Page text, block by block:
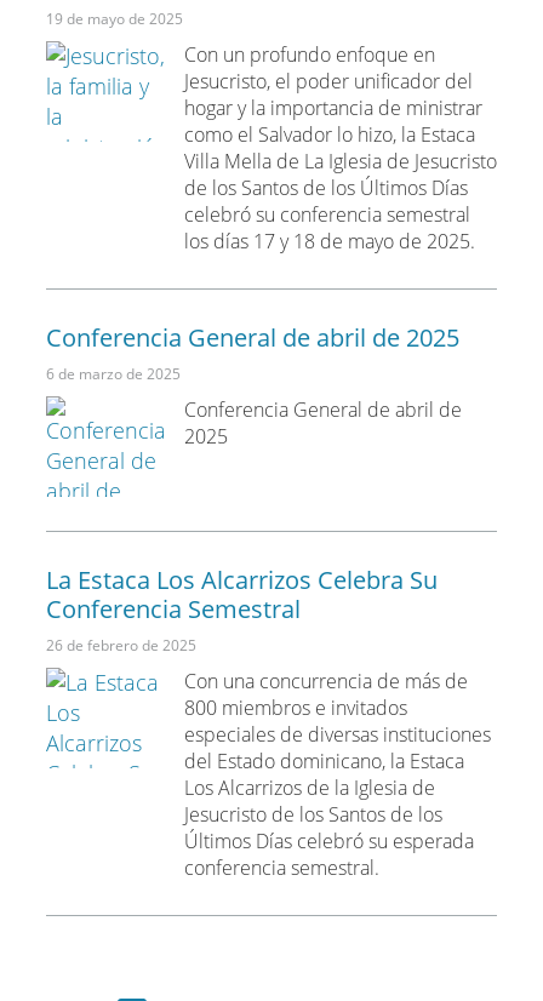
19 de mayo de 2025
Con un profundo enfoque en
Jesucristo, el poder unificador del
hogar y la importancia de ministrar
como el Salvador lo hizo, la Estaca
Villa Mella de La Iglesia de Jesucristo
de los Santos de los Últimos Días
celebró su conferencia semestral
los días 17 y 18 de mayo de 2025.
Conferencia General de abril de 2025
6 de marzo de 2025
Conferencia General de abril de
2025
La Estaca Los Alcarrizos Celebra Su
Conferencia Semestral
26 de febrero de 2025
Con una concurrencia de más de
800 miembros e invitados
especiales de diversas instituciones
del Estado dominicano, la Estaca
Los Alcarrizos de la Iglesia de
Jesucristo de los Santos de los
Últimos Días celebró su esperada
conferencia semestral.